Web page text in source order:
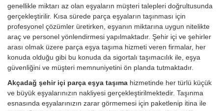
genellikle miktarı az olan eşyaların müşteri talepleri doğrultusunda
gerçekleştirilir. Kısa sürede parça eşyaların taşınması için
profesyonel çözümler üretirken, eşyanın miktarına uygun nitelikte
araç ve personel yönlendirmesi yapılmaktadır. Şehir içi ve şehirler
arası olmak üzere parça eşya taşıma hizmeti veren firmalar, her
konuda olduğu gibi bu konuda da sigortalı taşımacılık ile, eşya
güvenliğini ve müşteri memnuniyetini ön planda tutmaktadır.
Akçadağ şehir içi parça eşya taşıma hizmetinde her türlü küçük
ve büyük eşyalarınızın nakliyesi gerçekleştirilmektedir. Taşınma
esnasında eşyalarınızın zarar görmemesi için paketlenip itina ile